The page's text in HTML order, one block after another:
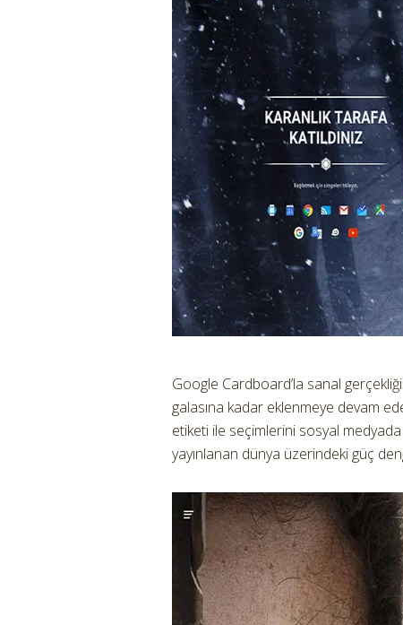
Google Cardboard’la sanal
galasına kadar eklenmeye devam
etiketi ile seçimlerini sosyal
yayınlanan dünya üzerindeki güç